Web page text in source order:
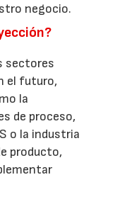
negocio.
sectores
el futuro,
la
de proceso,
o la industria
producto,